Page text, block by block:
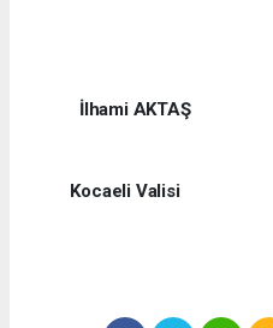
İlhami AKTAŞ
Kocaeli Valisi